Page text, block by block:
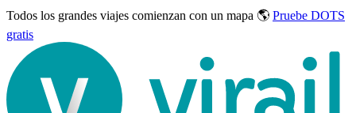
Todos los grandes viajes comienzan con un mapa 🌎 Pruebe DOTS
gratis